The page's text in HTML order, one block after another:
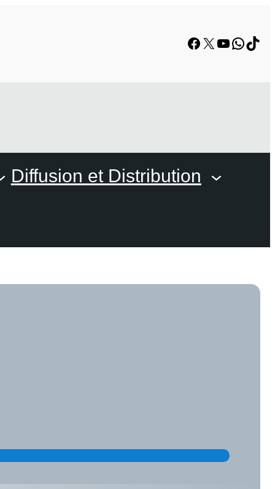
Facebook
X YouTube
Diffusion et Distribution